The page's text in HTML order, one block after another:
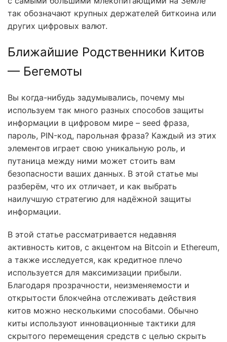
так обозначают крупных держателей биткоина или
других цифровых валют.
Ближайшие Родственники Китов
— Бегемоты
Вы когда-нибудь задумывались, почему мы
используем так много разных способов защиты
информации в цифровом мире – seed фраза,
пароль, PIN-код, парольная фраза? Каждый из этих
элементов играет свою уникальную роль, и
путаница между ними может стоить вам
безопасности ваших данных. В этой статье мы
разберём, что их отличает, и как выбрать
наилучшую стратегию для надёжной защиты
информации.
В этой статье рассматривается недавняя
активность китов, с акцентом на Bitcoin и Ethereum,
а также исследуется, как кредитное плечо
используется для максимизации прибыли.
Благодаря прозрачности, неизменяемости и
открытости блокчейна отслеживать действия
китов можно несколькими способами. Обычно
киты используют инновационные тактики для
скрытого перемещения средств с целью скрыть